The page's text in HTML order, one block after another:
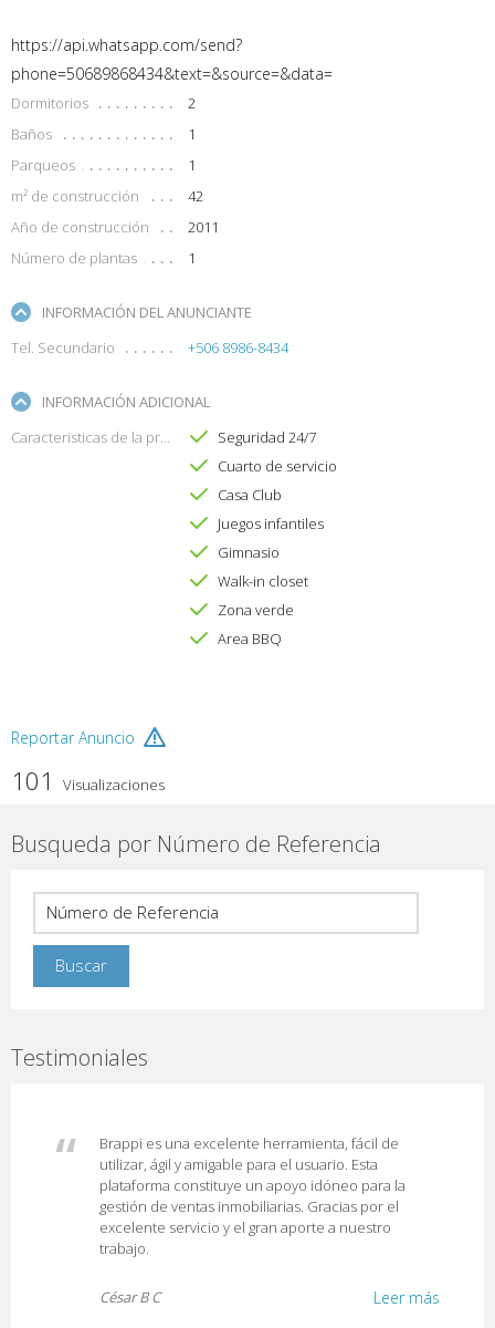
https://api.whatsapp.com/send?
phone=50689868434&text=&source=&data=
Dormitorios
2
Baños
1
Parqueos
1
m² de construcción
42
Año de construcción
2011
Número de plantas
1
INFORMACIÓN DEL ANUNCIANTE
Tel. Secundario
+506 8986-8434
INFORMACIÓN ADICIONAL
Caracteristicas de la propiedad
Seguridad 24/7
Cuarto de servicio
Casa Club
Juegos infantiles
Gimnasio
Walk-in closet
Zona verde
Area BBQ
Reportar Anuncio
101 Visualizaciones
Busqueda por Número de Referencia
Testimoniales
Brappi es una excelente herramienta, fácil de
utilizar, ágil y amigable para el usuario. Esta
plataforma constituye un apoyo idóneo para la
gestión de ventas inmobiliarias. Gracias por el
excelente servicio y el gran aporte a nuestro
trabajo.
Leer más
César B C